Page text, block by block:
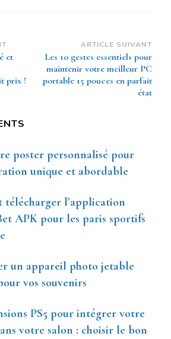
et
prix !
ARTICLE SUIVANT
Les 10 gestes essentiels pour
maintenir votre meilleur PC
portable 15 pouces en parfait
état
poster personnalisé pour
unique et abordable
télécharger l’application
APK pour les paris sportifs
un appareil photo jetable
vos souvenirs
PS5 pour intégrer votre
votre salon : choisir le bon